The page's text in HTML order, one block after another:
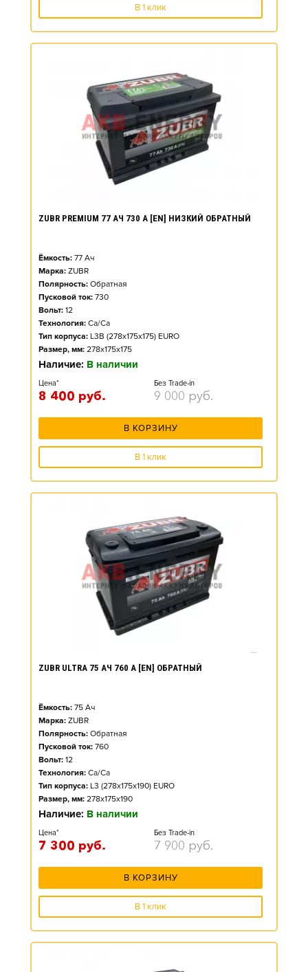
В 1 клик
ZUBR PREMIUM 77 АЧ 730 А [EN] НИЗКИЙ ОБРАТНЫЙ
Ёмкость: 77 Ач
Марка: ZUBR
Полярность: Обратная
Пусковой ток: 730
Вольт: 12
Технология: Ca/Ca
Тип корпуса: L3B (278x175x175) EURO
Размер, мм: 278x175x175
Наличие: В наличии
Цена*
8 400 руб.
Без Trade-in
9 000 руб.
В КОРЗИНУ
В 1 клик
ZUBR ULTRA 75 АЧ 760 А [EN] ОБРАТНЫЙ
Ёмкость: 75 Ач
Марка: ZUBR
Полярность: Обратная
Пусковой ток: 760
Вольт: 12
Технология: Ca/Ca
Тип корпуса: L3 (278x175x190) EURO
Размер, мм: 278x175x190
Наличие: В наличии
Цена*
7 300 руб.
Без Trade-in
7 900 руб.
В КОРЗИНУ
В 1 клик